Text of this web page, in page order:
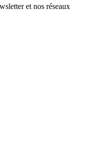
et nos réseaux